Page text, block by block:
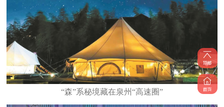
“森”系秘境藏在泉州“高速圈”